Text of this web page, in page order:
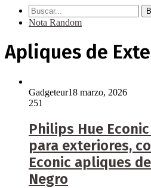
Nota Random
Apliques de
Gadgeteur18 marzo, 2026
251
Philips Hue
para exteriores,
Econic apliques
Negro